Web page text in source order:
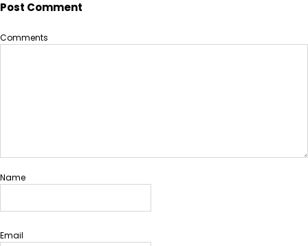
Post Comment
Comments
Name
Email